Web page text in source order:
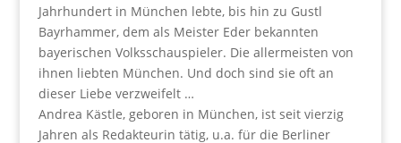
Jahrhundert in München lebte, bis hin zu Gustl
Bayrhammer, dem als Meister Eder bekannten
bayerischen Volksschauspieler. Die allermeisten von
ihnen liebten München. Und doch sind sie oft an
dieser Liebe verzweifelt …
Andrea Kästle, geboren in München, ist seit vierzig
Jahren als Redakteurin tätig, u.a. für die Berliner